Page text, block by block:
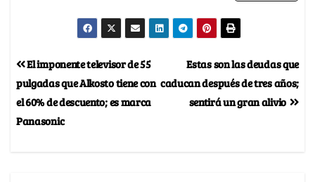
Estas son las deudas que
caducan después de tres años;
sentirá un gran alivio
El imponente televisor de 55
pulgadas que Alkosto tiene con
el 60% de descuento; es marca
Panasonic